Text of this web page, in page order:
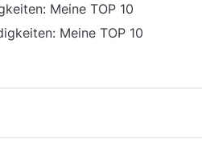
Meine TOP 10
Meine TOP 10